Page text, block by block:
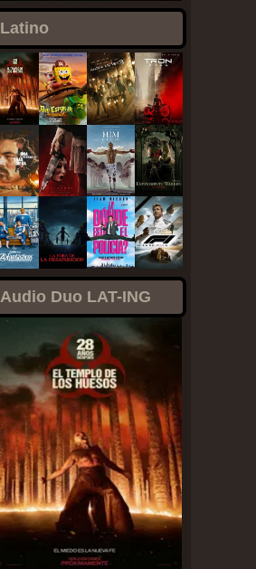
Latino
Audio Duo LAT-ING